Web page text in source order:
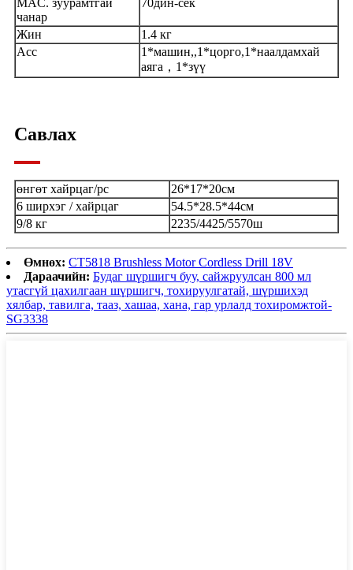
чанар
Жин
1.4 кг
Аcc
1*машин,,1*цорго,1*наалдамхай
аяга，1*зүү
Савлах
өнгөт хайрцаг/pc
26*17*20см
6 ширхэг / хайрцаг
54.5*28.5*44см
9/8 кг
2235/4425/5570ш
Өмнөх: CT5818 Brushless Motor Cordless Drill 18V
Дараачийн: Будаг шүршигч буу, сайжруулсан 800 мл
утасгүй цахилгаан шүршигч, тохируулгатай, шүршихэд
хялбар, тавилга, тааз, хашаа, хана, гар урлалд тохиромжтой-
SG3338